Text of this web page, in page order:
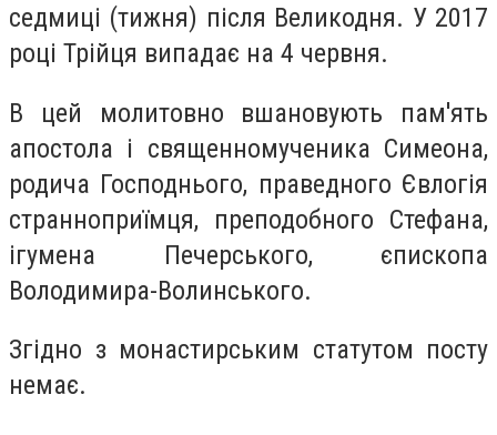
седмиці (тижня) після Великодня. У 2017
році Трійця випадає на 4 червня.
В цей молитовно вшановують пам'ять
апостола і священномученика Симеона,
родича Господнього, праведного Євлогія
странноприїмця, преподобного Стефана,
ігумена Печерського, єпископа
Володимира-Волинського.
Згідно з монастирським статутом посту
немає.